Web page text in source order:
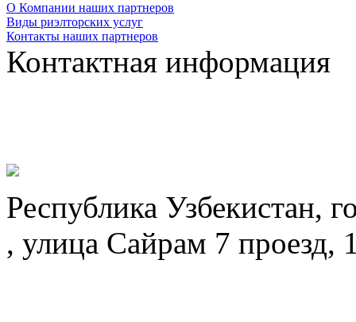
О Компании наших партнеров
Виды риэлторских услуг
Контакты наших партнеров
Контактная информация
Республика Узбекистан,
, улица Сайрам 7 проезд,